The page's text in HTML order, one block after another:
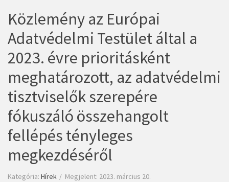
Közlemény az Európai
Adatvédelmi Testület által a
2023. évre prioritásként
meghatározott, az adatvédelmi
tisztviselők szerepére
fókuszáló összehangolt
fellépés tényleges
megkezdéséről
Kategória: Hírek Megjelent: 2023. március 20.